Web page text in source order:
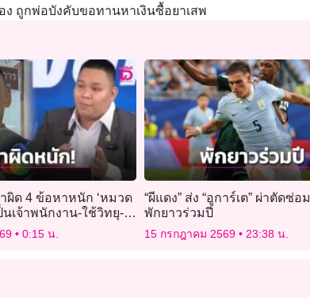
ง ถูกพ่อบังคับขอทานหาเงินซื้อยาเสพ
าผิด 4 ข้อหาหนัก ‘หมวด
นเจ้าพนักงาน-ใช้วิทยุ-
ราะ0:15 น.
“ผีแดง” ส่ง “อูการ์เต” ผ่าตัดซ่อ
พักยาวร่วมปี
15 กรกฎาคม 2569 23:38 น.